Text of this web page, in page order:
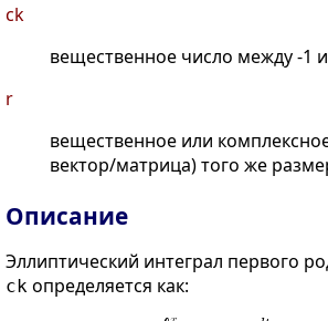
ck
вещественное число между -1 и
r
вещественное или
вектор/матрица) того же
Описание
Эллиптический интеграл первого
ck определяется как: